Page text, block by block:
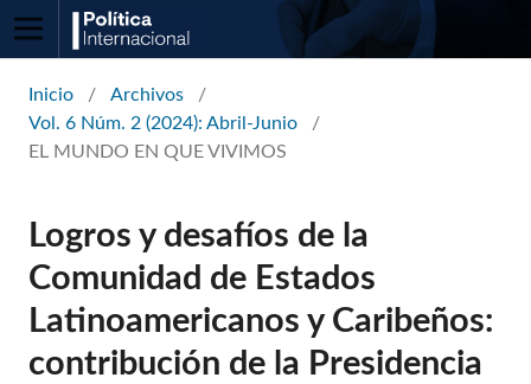
Inicio / Archivos
/
Vol. 6 Núm. 2 (2024): Abril-Junio
/
EL MUNDO EN QUE VIVIMOS
Logros y desafíos de la
Comunidad de Estados
Latinoamericanos y Caribeños:
contribución de la Presidencia